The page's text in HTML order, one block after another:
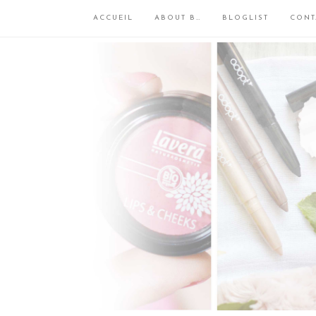
ACCUEIL ABOUT B… BLOGLIST